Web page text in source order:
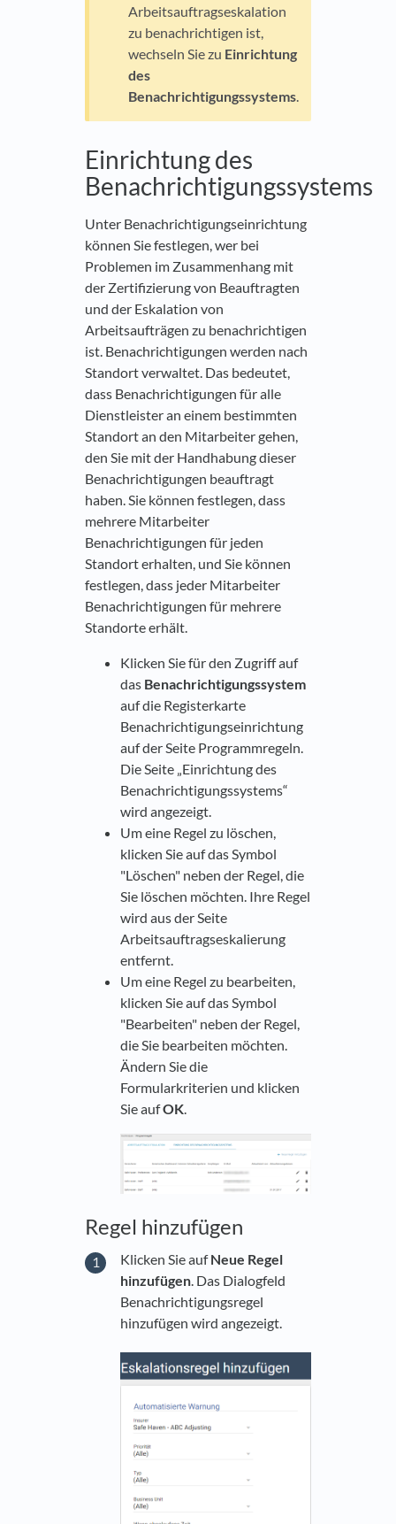
Arbeitsauftragseskalation
zu benachrichtigen ist,
wechseln Sie zu Einrichtung
des
Benachrichtigungssystems.
Einrichtung des
Benachrichtigungssystems
Unter Benachrichtigungseinrichtung
können Sie festlegen, wer bei
Problemen im Zusammenhang mit
der Zertifizierung von Beauftragten
und der Eskalation von
Arbeitsaufträgen zu benachrichtigen
ist. Benachrichtigungen werden nach
Standort verwaltet. Das bedeutet,
dass Benachrichtigungen für alle
Dienstleister an einem bestimmten
Standort an den Mitarbeiter gehen,
den Sie mit der Handhabung dieser
Benachrichtigungen beauftragt
haben. Sie können festlegen, dass
mehrere Mitarbeiter
Benachrichtigungen für jeden
Standort erhalten, und Sie können
festlegen, dass jeder Mitarbeiter
Benachrichtigungen für mehrere
Standorte erhält.
Klicken Sie für den Zugriff auf
das Benachrichtigungssystem
auf die Registerkarte
Benachrichtigungseinrichtung
auf der Seite Programmregeln.
Die Seite „Einrichtung des
Benachrichtigungssystems“
wird angezeigt.
Um eine Regel zu löschen,
klicken Sie auf das Symbol
"Löschen" neben der Regel, die
Sie löschen möchten. Ihre Regel
wird aus der Seite
Arbeitsauftragseskalierung
entfernt.
Um eine Regel zu bearbeiten,
klicken Sie auf das Symbol
"Bearbeiten" neben der Regel,
die Sie bearbeiten möchten.
Ändern Sie die
Formularkriterien und klicken
Sie aufOK.
Regel hinzufügen
Klicken Sie aufNeue Regel
hinzufügen. Das Dialogfeld
Benachrichtigungsregel
hinzufügen wird angezeigt.